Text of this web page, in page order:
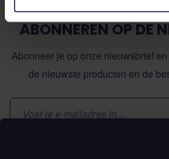
ABONNEREN OP DE
Abonneer je op onze nieuwsbrief
de nieuwste producten en de
E-mailadres